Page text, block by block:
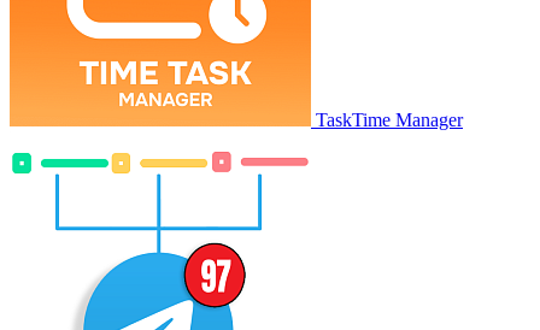
TaskTime Manager